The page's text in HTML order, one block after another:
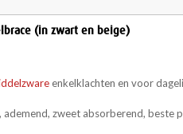
(in zwart en beige)
enkelklachten en voor
zweet absorberend, beste